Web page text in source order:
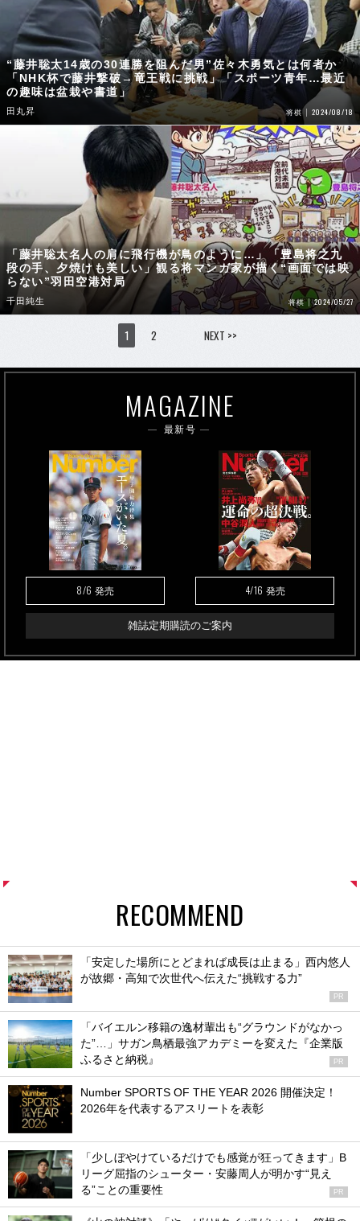
“藤井聡太14歳の30連勝を阻んだ男”佐々木勇気とは何者か
「NHK杯で藤井撃破→竜王戦に挑戦」「スポーツ青年…最近
の趣味は盆栽や書道」
田丸昇 将棋 2024/08/18
「藤井聡太名人の肩に飛行機が鳥のように…」「豊島将之九
段の手、夕焼けも美しい」観る将マンガ家が描く“画面では映
らない”羽田空港対局
千田純生 将棋 2024/05/27
1 2 NEXT >>
MAGAZINE
最新号
8/6 発売 4/16 発売
雑誌定期購読のご案内
RECOMMEND
「安定した場所にとどまれば成長は止まる」西内悠人
が故郷・高知で次世代へ伝えた“挑戦する力”
PR
「バイエルン移籍の逸材輩出も“グラウンドがなかっ
た”…」サガン鳥栖最強アカデミーを変えた『企業版
ふるさと納税』
PR
Number SPORTS OF THE YEAR 2026 開催決定！
2026年を代表するアスリートを表彰
「少しぼやけているだけでも感覚が狂ってきます」B
リーグ屈指のシューター・安藤周人が明かす“見え
る”ことの重要性
PR